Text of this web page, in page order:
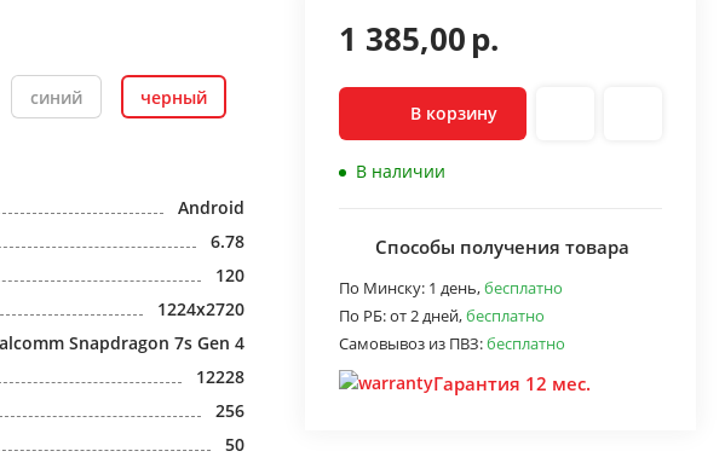
синий черный
Android
6.78
120
1224x2720
Snapdragon 7s Gen 4
12228
256
50
1 385,00р.
В корзину
В наличии
Способы получения товара
По Минску: 1 день,бесплатно
По РБ:от 2 дней,бесплатно
Самовывоз из ПВЗ:бесплатно
Гарантия 12 мес.